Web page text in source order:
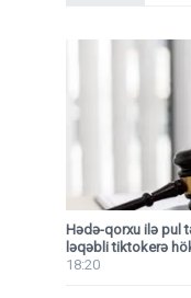
Hədə-qorxu ilə pul
ləqəbli tiktokerə
18:20